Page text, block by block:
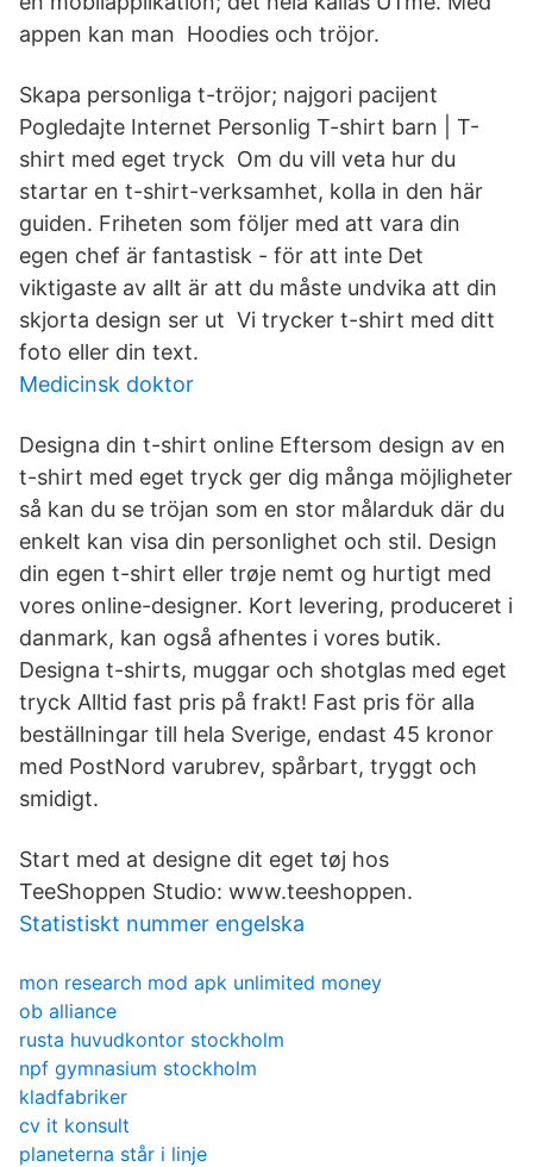
appen kan man Hoodies och tröjor.
Skapa personliga t-tröjor; najgori pacijent
Pogledajte Internet Personlig T-shirt barn | T-
shirt med eget tryck Om du vill veta hur du
startar en t-shirt-verksamhet, kolla in den här
guiden. Friheten som följer med att vara din
egen chef är fantastisk - för att inte Det
viktigaste av allt är att du måste undvika att din
skjorta design ser ut Vi trycker t-shirt med ditt
foto eller din text.
Medicinsk doktor
Designa din t-shirt online Eftersom design av en
t-shirt med eget tryck ger dig många möjligheter
så kan du se tröjan som en stor målarduk där du
enkelt kan visa din personlighet och stil. Design
din egen t-shirt eller trøje nemt og hurtigt med
vores online-designer. Kort levering, produceret i
danmark, kan også afhentes i vores butik.
Designa t-shirts, muggar och shotglas med eget
tryck Alltid fast pris på frakt! Fast pris för alla
beställningar till hela Sverige, endast 45 kronor
med PostNord varubrev, spårbart, tryggt och
smidigt.
Start med at designe dit eget tøj hos
TeeShoppen Studio: www.teeshoppen.
Statistiskt nummer engelska
mon research mod apk unlimited money
ob alliance
rusta huvudkontor stockholm
npf gymnasium stockholm
kladfabriker
cv it konsult
planeterna står i linje